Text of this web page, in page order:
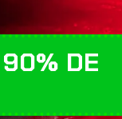
90% DE